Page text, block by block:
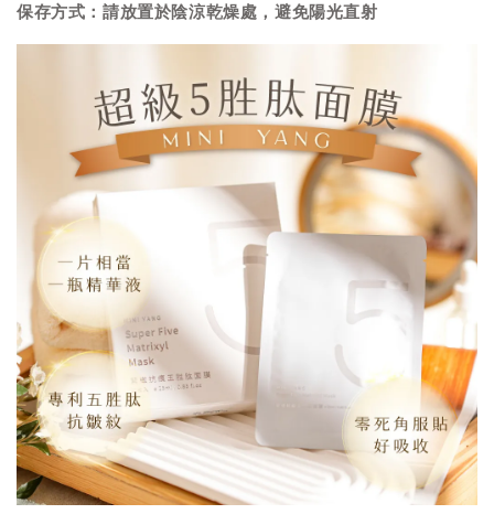
保存方式：請放置於陰涼乾燥處，避免陽光直射